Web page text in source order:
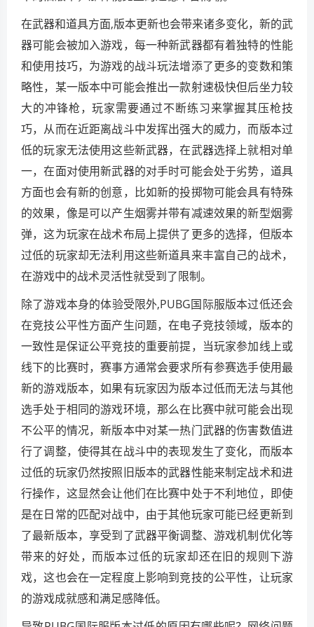
在武器和道具方面,版本更新也会带来诸多变化，新的武
器可能会被加入游戏，每一种新武器都有着独特的性能
和使用技巧，为游戏的战斗玩法增添了更多的变数和策
略性，某一版本中可能会推出一款射速极快但后坐力较
大的冲锋枪，玩家需要通过不断练习来掌握其压枪技
巧，从而在近距离战斗中发挥出强大的威力，而版本过
低的玩家无法使用这些新武器，在武器选择上就相对单
一，在面对使用新武器的对手时可能会处于劣势，道具
方面也会有新的创意，比如新的投掷物可能会具有特殊
的效果，像是可以产生烟雾并带有减速效果的新型烟雾
弹，这为玩家在战术布局上提供了更多的选择，但版本
过低的玩家却无法利用这些新道具来丰富自己的战术，
在游戏中的战术灵活性就受到了限制。
除了游戏本身的体验受限外,PUBG国际服版本过低还会
在竞技公平性方面产生问题，在电子竞技领域，版本的
一致性是保证公平竞技的重要前提，当玩家参加线上或
线下的比赛时，赛事方通常会要求所有参赛选手使用最
新的游戏版本，如果有玩家因为版本过低而无法与其他
选手处于相同的游戏环境，那么在比赛中就可能会出现
不公平的情况，新版本中对某一热门武器的伤害数值进
行了调整，使得其在战斗中的表现发生了变化，而版本
过低的玩家仍然按照旧版本的武器性能来制定战术和进
行操作，这显然会让他们在比赛中处于不利地位，即使
是在日常的匹配对战中，由于其他玩家可能已经更新到
了最新版本，享受到了武器平衡调整、游戏机制优化等
带来的好处，而版本过低的玩家却还在旧的规则下游
戏，这也会在一定程度上影响到竞技的公平性，让玩家
的游戏成就感和满足感降低。